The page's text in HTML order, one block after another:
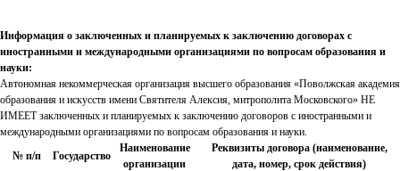
Информация о заключенных и планируемых к заключению договорах с
иностранными и международными организациями по вопросам образования и
науки:
Автономная некоммерческая организация высшего образования «Поволжская академия
образования и искусств имени Святителя Алексия, митрополита Московского» НЕ
ИМЕЕТ заключенных и планируемых к заключению договоров с иностранными и
международными организациями по вопросам образования и науки.
№ п/п
Государство
Наименование
организации
Реквизиты договора (наименование,
дата, номер, срок действия)